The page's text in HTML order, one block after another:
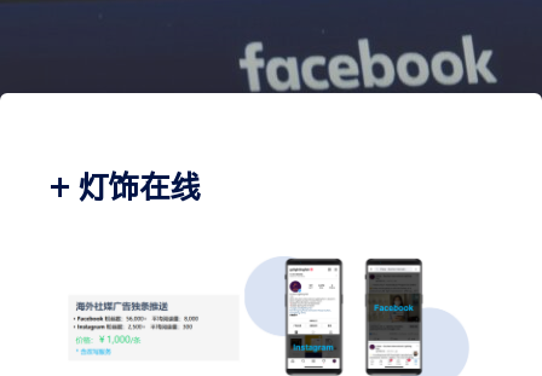
+ 灯饰在线